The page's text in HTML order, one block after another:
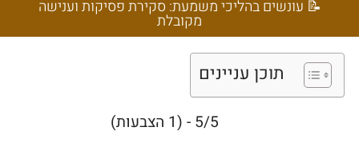
מקובלת
📝 עונשים בהליכי משמעת: סקירת פסיקות וענישה
מקובלת
תוכן עניינים
5/5 - (1 הצבעות)